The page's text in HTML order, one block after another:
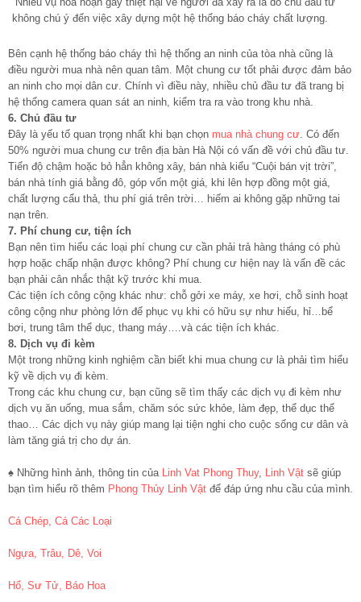
không chú ý đến việc xây dựng một hệ thống báo cháy chất lượng.
Bên cạnh hệ thống báo cháy thì hệ thống an ninh của tòa nhà cũng là
điều người mua nhà nên quan tâm. Một chung cư tốt phải được đảm bảo
an ninh cho mọi dân cư. Chính vì điều này, nhiều chủ đầu tư đã trang bị
hệ thống camera quan sát an ninh, kiểm tra ra vào trong khu nhà.
6. Chủ đầu tư
Đây là yếu tố quan trọng nhất khi bạn chọn mua nhà chung cư. Có đến
50% người mua chung cư trên địa bàn Hà Nội có vấn đề với chủ đầu tư.
Tiến độ chậm hoặc bỏ hẳn không xây, bán nhà kiểu “Cuội bán vịt trời”,
bán nhà tính giá bằng đô, góp vốn một giá, khi lên hợp đồng một giá,
chất lượng cẩu thả, thu phí giá trên trời… hiếm ai không gặp những tai
nạn trên.
7. Phí chung cư, tiện ích
Bạn nên tìm hiểu các loại phí chung cư cần phải trả hàng tháng có phù
hợp hoặc chấp nhận được không? Phí chung cư hiện nay là vấn đề các
bạn phải cân nhắc thật kỹ trước khi mua.
Các tiện ích công cộng khác như: chỗ gởi xe máy, xe hơi, chỗ sinh hoạt
công cộng như phòng lớn để phục vụ khi có hữu sự như hiếu, hỉ…bể
bơi, trung tâm thể dục, thang máy….và các tiện ích khác.
8. Dịch vụ đi kèm
Một trong những kinh nghiệm cần biết khi mua chung cư là phải tìm hiểu
kỹ về dịch vụ đi kèm.
Trong các khu chung cư, bạn cũng sẽ tìm thấy các dịch vụ đi kèm như
dịch vụ ăn uống, mua sắm, chăm sóc sức khỏe, làm đẹp, thể dục thể
thao… Các dịch vụ này giúp mang lại tiện nghi cho cuộc sống cư dân và
làm tăng giá trị cho dự án.
♠ Những hình ảnh, thông tin của Linh Vat Phong Thuy, Linh Vật sẽ giúp
bạn tìm hiểu rõ thêm Phong Thủy Linh Vật để đáp ứng nhu cầu của mình.
Cá Chép, Cá Các Loại
Ngựa, Trâu, Dê, Voi
Hổ, Sư Tử, Báo Hoa